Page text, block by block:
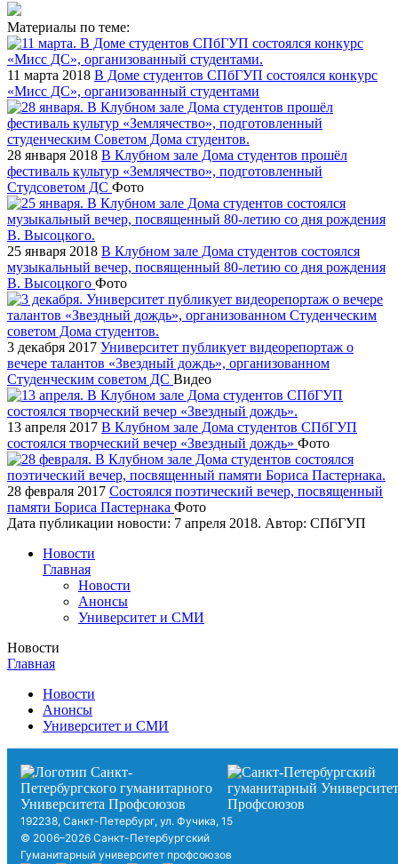
Материалы по теме:
11 марта 2018 В Доме студентов СПбГУП состоялся конкурс
«Мисс ДС», организованный студентами
28 января 2018 В Клубном зале Дома студентов прошёл
фестиваль культур «Землячество», подготовленный
Студсоветом ДС Фото
25 января 2018 В Клубном зале Дома студентов состоялся
музыкальный вечер, посвященный 80-летию со дня рождения
В. Высоцкого Фото
3 декабря 2017 Университет публикует видеорепортаж о
вечере талантов «Звездный дождь», организованном
Студенческим советом ДС Видео
13 апреля 2017 В Клубном зале Дома студентов СПбГУП
состоялся творческий вечер «Звездный дождь» Фото
28 февраля 2017 Состоялся поэтический вечер, посвященный
памяти Бориса Пастернака Фото
Дата публикации новости: 7 апреля 2018. Автор: СПбГУП
Новости
Главная
Новости
Анонсы
Университет и СМИ
Новости
Главная
Новости
Анонсы
Университет и СМИ
192238, Санкт-Петербург, ул. Фучика, 15
© 2006–2026 Санкт-Петербургский
Гуманитарный университет профсоюзов